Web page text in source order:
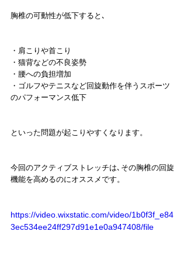
胸椎の可動性が低下すると､
・肩こりや首こり
・猫背などの不良姿勢
・腰への負担増加
・ゴルフやテニスなど回旋動作を伴うスポーツ
のパフォーマンス低下
といった問題が起こりやすくなります。
今回のアクティブストレッチは､その胸椎の回旋
機能を高めるのにオススメです。
https://video.wixstatic.com/video/1b0f3f_e84
3ec534ee24ff297d91e1e0a947408/file